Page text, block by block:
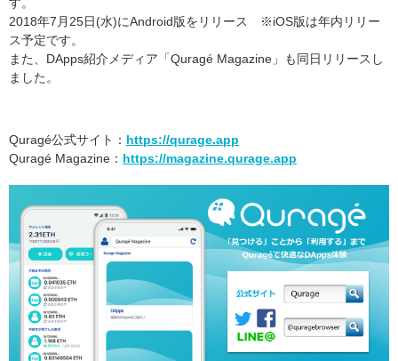
2018年7月25日(水)にAndroid版をリリース ※iOS版は年内リリー
ス予定です。
また、DApps紹介メディア「Quragé Magazine」も同日リリースし
ました。
Quragé公式サイト： https://qurage.app
Quragé Magazine： https://magazine.qurage.app